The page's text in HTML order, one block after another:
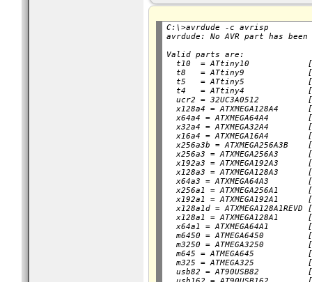
C:\>avrdude -c avrisp
avrdude: No AVR part has
Valid parts are:
t10  = ATtiny10
t8   = ATtiny9
t5   = ATtiny5
t4   = ATtiny4
ucr2 = 32UC3A0512
x128a4 = ATXMEGA128A4
x64a4 = ATXMEGA64A4
x32a4 = ATXMEGA32A4
x16a4 = ATXMEGA16A4
x256a3b = ATXMEGA256A3B
x256a3 = ATXMEGA256A3
x192a3 = ATXMEGA192A3
x128a3 = ATXMEGA128A3
x64a3 = ATXMEGA64A3
x256a1 = ATXMEGA256A1
x192a1 = ATXMEGA192A1
x128a1d = ATXMEGA128A1REVD
x128a1 = ATXMEGA128A1
x64a1 = ATXMEGA64A1
m6450 = ATMEGA6450
m3250 = ATMEGA3250
m645 = ATMEGA645
m325 = ATMEGA325
usb82 = AT90USB82